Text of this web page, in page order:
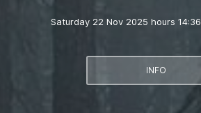
Saturday 22 Nov 2025 hours 14:36
INFO